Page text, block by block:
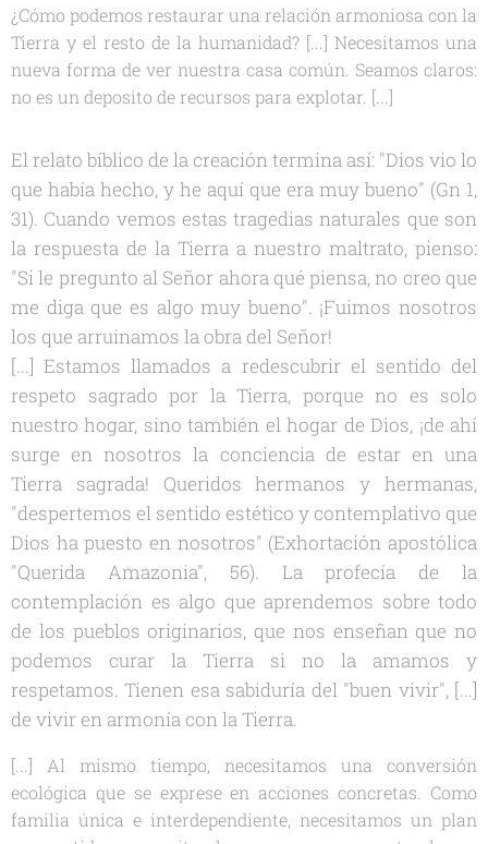
¿Cómo podemos restaurar una relación armoniosa con la
Tierra y el resto de la humanidad? [...] Necesitamos una
nueva forma de ver nuestra casa común. Seamos claros:
no es un deposito de recursos para explotar. [...]
El relato bíblico de la creación termina así: "Dios vio lo
que había hecho, y he aquí que era muy bueno" (Gn 1,
31). Cuando vemos estas tragedias naturales que son
la respuesta de la Tierra a nuestro maltrato, pienso:
"Si le pregunto al Señor ahora qué piensa, no creo que
me diga que es algo muy bueno". ¡Fuimos nosotros
los que arruinamos la obra del Señor!
[...] Estamos llamados a redescubrir el sentido del
respeto sagrado por la Tierra, porque no es solo
nuestro hogar, sino también el hogar de Dios, ¡de ahí
surge en nosotros la conciencia de estar en una
Tierra sagrada! Queridos hermanos y hermanas,
"despertemos el sentido estético y contemplativo que
Dios ha puesto en nosotros" (Exhortación apostólica
"Querida Amazonia", 56). La profecía de la
contemplación es algo que aprendemos sobre todo
de los pueblos originarios, que nos enseñan que no
podemos curar la Tierra si no la amamos y
respetamos. Tienen esa sabiduría del "buen vivir", [...]
de vivir en armonía con la Tierra.
[...] Al mismo tiempo, necesitamos una conversión
ecológica que se exprese en acciones concretas. Como
familia única e interdependiente, necesitamos un plan